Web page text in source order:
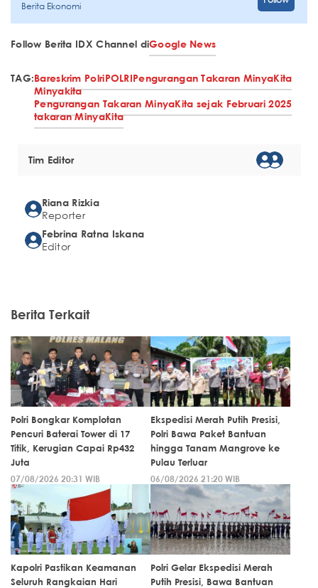
Berita Ekonomi
Follow Berita IDX Channel diGoogle News
TAG:Bareskrim PolriPOLRIPengurangan Takaran MinyaKita
Minyakita
Pengurangan Takaran MinyaKita sejak Februari 2025
takaran MinyaKita
Tim Editor
Riana Rizkia
Reporter
Febrina Ratna Iskana
Editor
Berita Terkait
Polri Bongkar Komplotan
Pencuri Baterai Tower di 17
Titik, Kerugian Capai Rp432
Juta
07/08/2026 20:31 WIB
Ekspedisi Merah Putih Presisi,
Polri Bawa Paket Bantuan
hingga Tanam Mangrove ke
Pulau Terluar
06/08/2026 21:20 WIB
Kapolri Pastikan Keamanan
Seluruh Rangkaian Hari
Polri Gelar Ekspedisi Merah
Putih Presisi, Bawa Bantuan